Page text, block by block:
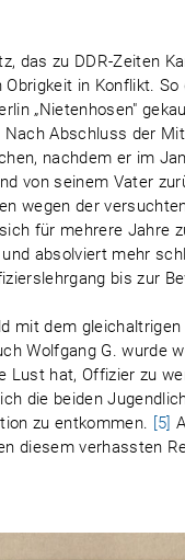
das zu DDR-Zeiten
in Konflikt.
„Nietenhosen"
Nach Abschluss der
nachdem er im
von seinem Vater
wegen der
für mehrere Jahre
absolviert mehr
bis zur
dem
Wolfgang G. wurde
Lust hat, Offizier zu
die beiden
zu entkommen. [5]
diesem verhassten